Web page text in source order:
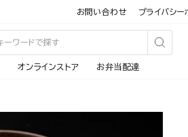
お問い合わせ プライバシー
検
オンラインストア お弁当配達